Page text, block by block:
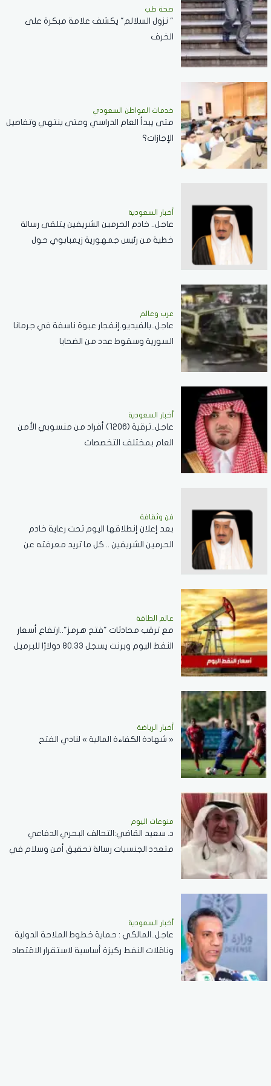
صحة طب
" نزول السلالم" يكشف علامة مبكرة على
الخرف
خدمات المواطن السعودي
‏متى يبدأ العام الدراسي ومتى ينتهي وتفاصيل
الإجازات؟
أخبار السعودية
عاجل.. خادم الحرمين الشريفين يتلقى رسالة
خطية من رئيس جمهورية زيمبابوي حول
عرب وعالم
عاجل..بالفيديو.إنفجار عبوة ناسفة في جرمانا
السورية وسقوط عدد من الضحايا
أخبار السعودية
عاجل..ترقية (1206) أفراد من منسوبي الأمن
العام بمختلف التخصصات
فن وثقافة
بعد إعلان إنطلاقها اليوم تحت رعاية خادم
الحرمين الشريفين .. كل ما تريد معرفته عن
عالم الطاقة
مع ترقب محادثات "فتح هرمز"..ارتفاع أسعار
النفط اليوم وبرنت يسجل 80.33 دولارًا للبرميل
أخبار الرياضة
« شهادة الكفاءة المالية » لنادي الفتح
منوعات اليوم
د. سعيد القاضي:التحالف البحري الدفاعي
متعدد الجنسيات رسالة تحقيق أمن وسلام في
أخبار السعودية
عاجل..المالكي : حماية خطوط الملاحة الدولية
وناقلات النفط ركيزة أساسية لاستقرار الاقتصاد